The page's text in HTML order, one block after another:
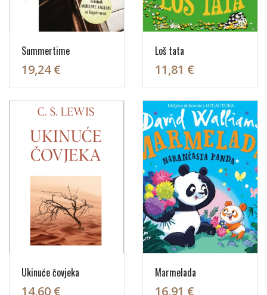
Summertime
19,24 €
Loš tata
11,81 €
Ukinuće čovjeka
14,60 €
Marmelada
16,91 €